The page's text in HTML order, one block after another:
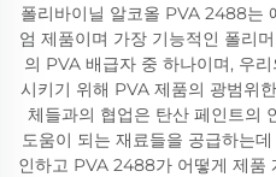
폴리바이닐 알코올 PVA 2488는
엄 제품이며 가장 기능적인 폴리
의 PVA 배급자 중 하나이며, 우
시키기 위해 PVA 제품의 광범위
체들과의 협업은 탄산 페인트의
도움이 되는 재료들을 공급하는
인하고 PVA 2488가 어떻게 제품